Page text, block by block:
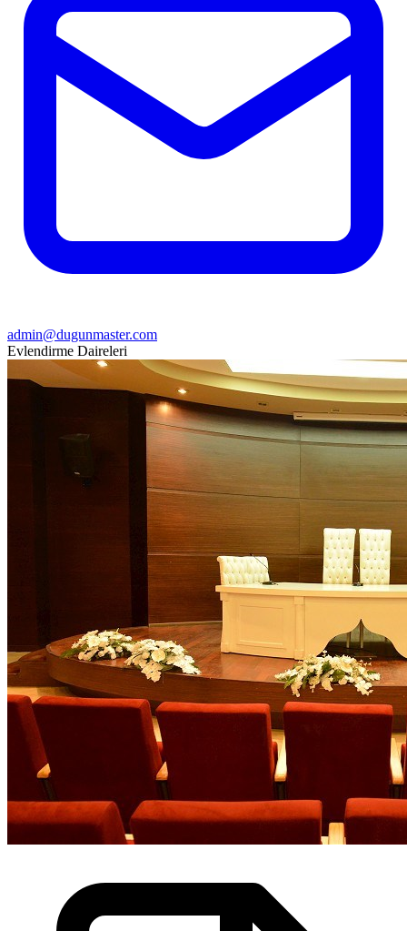
admin@dugunmaster.com
Evlendirme Daireleri